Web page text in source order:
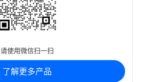
请使用微信扫一扫
了解更多产品